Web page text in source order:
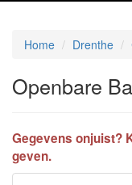
Home Drenthe
Openbare
Gegevens onjuist?
geven.